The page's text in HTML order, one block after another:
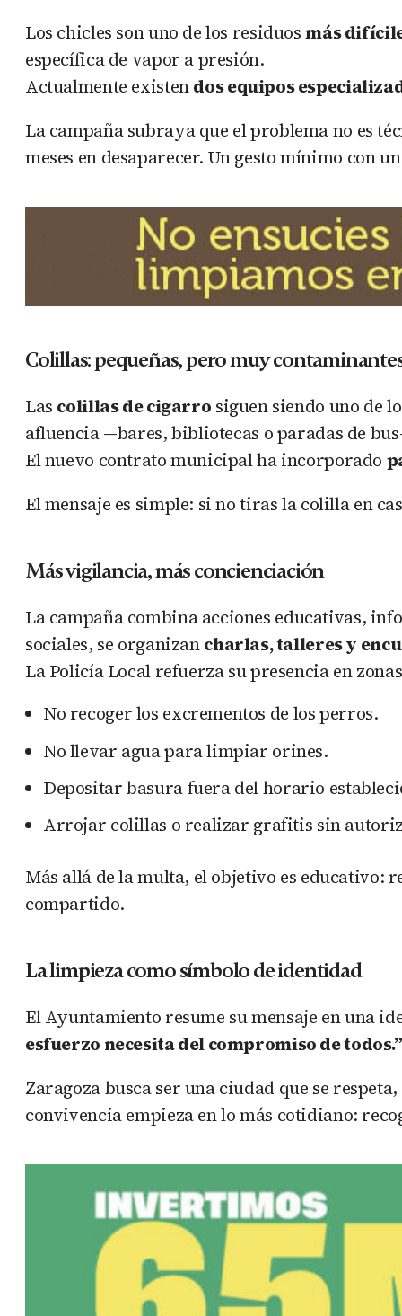
Los chicles son uno de los residuosmás
específica de vapor a presión.
Actualmente existendos equipos
La campaña subraya que el problema no es
meses en desaparecer. Un gesto mínimo con
Colillas: pequeñas, pero muy
Las colillas de cigarro siguen siendo uno de
afluencia —bares, bibliotecas o paradas de
El nuevo contrato municipal ha incorporado
El mensaje es simple: si no tiras la colilla en
Más vigilancia, más concienciación
La campaña combina acciones educativas,
sociales, se organizancharlas, talleres y
La Policía Local refuerza su presencia en
No recoger los excrementos de los perros.
No llevar agua para limpiar orines.
Depositar basura fuera del horario
Arrojar colillas o realizar grafitis sin
Más allá de la multa, el objetivo es educativo:
compartido.
La limpieza como símbolo de identidad
El Ayuntamiento resume su mensaje en una
esfuerzo necesita del compromiso de
Zaragoza busca ser una ciudad que se
convivencia empieza en lo más cotidiano: